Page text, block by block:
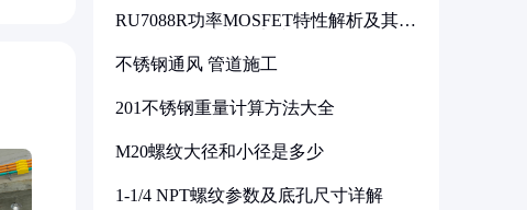
RU7088R功率MOSFET特性解析及其在
不锈钢通风 管道施工
201不锈钢重量计算方法大全
M20螺纹大径和小径是多少
1-1/4 NPT螺纹参数及底孔尺寸详解